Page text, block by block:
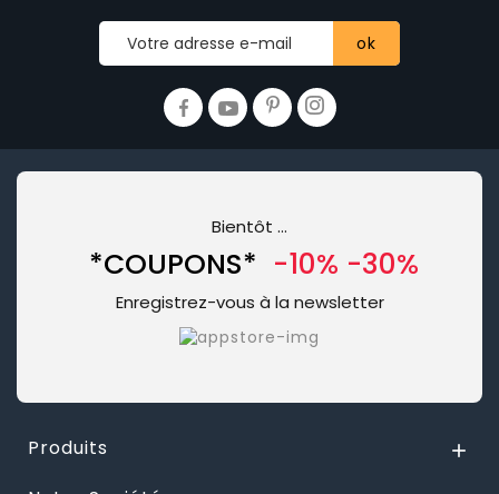
Bientôt …
*COUPONS* -10% -30%
Enregistrez-vous à la newsletter
Produits 